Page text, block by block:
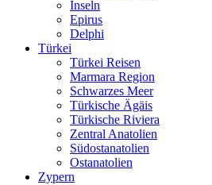
Inseln
Epirus
Delphi
Türkei
Türkei Reisen
Marmara Region
Schwarzes Meer
Türkische Ägäis
Türkische Riviera
Zentral Anatolien
Südostanatolien
Ostanatolien
Zypern